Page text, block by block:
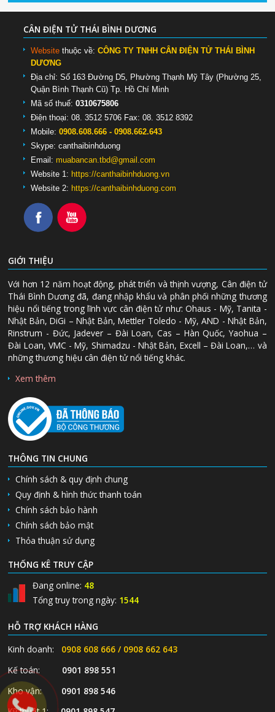
CÂN ĐIỆN TỬ THÁI BÌNH DƯƠNG
Website thuộc về:CÔNG TY TNHH CÂN ĐIỆN TỬ THÁI BÌNH
DƯƠNG
Địa chỉ: Số 163 Đường D5, Phường Thạnh Mỹ Tây (Phường 25,
Quận Bình Thạnh Cũ) Tp. Hồ Chí Minh
Mã số thuế:0310675806
Điện thoại: 08. 3512 5706 Fax: 08. 3512 8392
Mobile: 0908.608.666 - 0908.662.643
Skype:canthaibinhduong
Email:muabancan.tbd@gmail.com
Website 1: https://canthaibinhduong.vn
Website 2: https://canthaibinhduong.com
GIỚI THIỆU
Với hơn 12 năm hoạt động, phát triển và thịnh vượng, Cân điện tử
Thái Bình Dương đã, đang nhập khẩu và phân phối những thương
hiệu nổi tiếng trong lĩnh vực cân điện tử như: Ohaus - Mỹ, Tanita -
Nhật Bản, DiGi – Nhật Bản, Mettler Toledo - Mỹ, AND - Nhật Bản,
Rinstrum - Đức, Jadever – Đài Loan, Cas – Hàn Quốc, Yaohua –
Đài Loan, VMC - Mỹ, Shimadzu - Nhật Bản, Excell – Đài Loan,… và
những thương hiệu cân điện tử nổi tiếng khác.
Xem thêm
THÔNG TIN CHUNG
Chính sách & quy định chung
Quy định & hình thức thanh toán
Chính sách bảo hành
Chính sách bảo mật
Thỏa thuận sử dụng
THỐNG KÊ TRUY CẬP
Đang online: 48
Tổng truy trong ngày: 1544
HỖ TRỢ KHÁCH HÀNG
Kinh doanh:
0908 608 666 / 0908 662 643
Kế toán: 0901 898 551
Kho vận: 0901 898 546